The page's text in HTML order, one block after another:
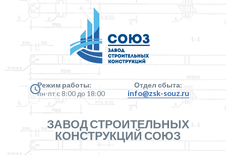
Режим работы:
пн-пт с 8:00 до 18:00
Отдел сбыта:
info@zsk-souz.ru
ЗАВОД СТРОИТЕЛЬНЫХ
КОНСТРУКЦИЙ СОЮЗ